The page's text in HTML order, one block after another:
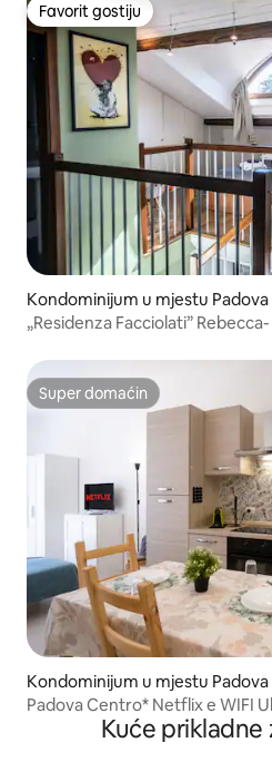
Favorit gostiju
Favorit gostiju
Kondominijum u mjestu Padova
„Residenza Facciolati”
Super domaćin
Super domaćin
Kondominijum u mjestu Padova
Padova Centro* Netflix e WIFI
Kuće prikladne